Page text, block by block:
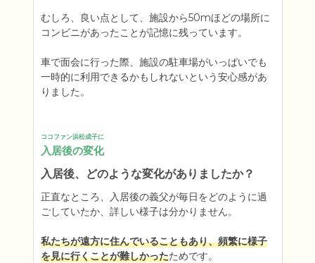
むしろ、良い点として、施設から50mほどの場所に
コンビニがあったことが記憶に残っています。
車で面会に行った際、施設の駐車場がいっぱいでも
一時的に利用できるかもしれないという安心感があ
りました。
ココファン浜松成子に
入居後の変化
入居後、どのような変化がありましたか？
正直なところ、入居後の義父が毎日をどのように過
ごしていたか、詳しい様子は分かりません。
私たちが遠方に住んでいることもあり、頻繁に様子
を見に行くことが難しかったためです。